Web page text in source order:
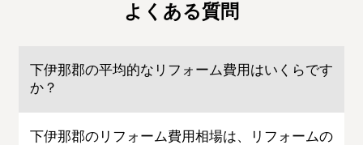
よくある質問
下伊那郡の平均的なリフォーム費用はいくらです
か？
下伊那郡のリフォーム費用相場は、リフォームの